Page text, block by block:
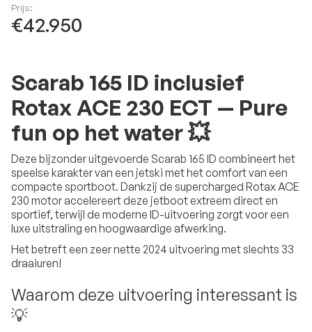
Prijs:
€42.950
Scarab 165 ID inclusief
Rotax ACE 230 ECT — Pure
fun op het water 💥
Deze bijzonder uitgevoerde Scarab 165 ID combineert het
speelse karakter van een jetski met het comfort van een
compacte sportboot. Dankzij de supercharged Rotax ACE
230 motor accelereert deze jetboot extreem direct en
sportief, terwijl de moderne ID-uitvoering zorgt voor een
luxe uitstraling en hoogwaardige afwerking.
Het betreft een zeer nette 2024 uitvoering met slechts 33
draaiuren!
Waarom deze uitvoering interessant is
💡